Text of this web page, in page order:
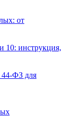
от
10: инструкция,
44-ФЗ для